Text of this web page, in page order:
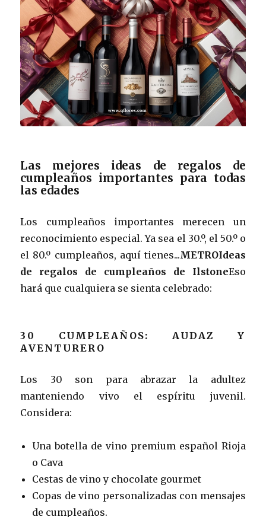
Las mejores ideas de regalos de
cumpleaños importantes para todas
las edades
Los cumpleaños importantes merecen un
reconocimiento especial. Ya sea el 30.º, el 50.º o
el 80.º cumpleaños, aquí tienes...METROIdeas
de regalos de cumpleaños de IlstoneEso
hará que cualquiera se sienta celebrado:
30 CUMPLEAÑOS: AUDAZ Y
AVENTURERO
Los 30 son para abrazar la adultez
manteniendo vivo el espíritu juvenil.
Considera:
Una botella de vino premium español Rioja
o Cava
Cestas de vino y chocolate gourmet
Copas de vino personalizadas con mensajes
de cumpleaños.